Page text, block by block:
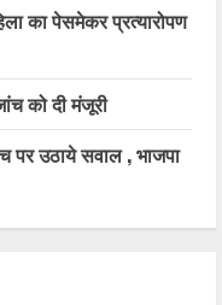
का पेसमेकर प्रत्यारोपण
को दी मंजूरी
पर उठाये सवाल , भाजपा